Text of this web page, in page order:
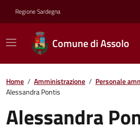
Regione Sardegna
Comune di Assolo
Home / Amministrazione / Personale
Alessandra Pontis
Alessandra